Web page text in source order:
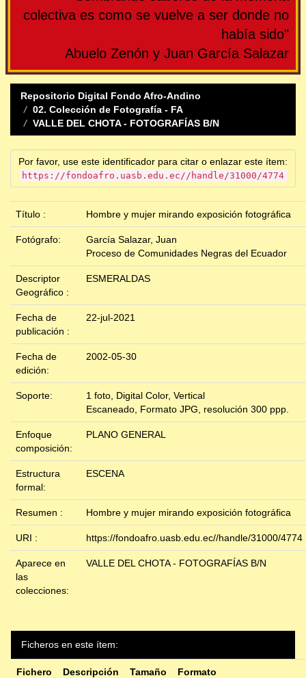
colectiva es como se vuelve a ser donde no
había sido"
Abuelo Zenón y Juan García Salazar
Repositorio Digital Fondo Afro-Andino
02. Colección de Fotografía - FA
VALLE DEL CHOTA - FOTOGRAFÍAS B/N
Por favor, use este identificador para citar o enlazar este ítem:
https://fondoafro.uasb.edu.ec//handle/31000/4774
Título : Hombre y mujer mirando exposición fotográfica
Fotógrafo:
García Salazar, Juan
Proceso de Comunidades Negras del Ecuador
Descriptor
Geográfico :
ESMERALDAS
Fecha de
publicación :
22-jul-2021
Fecha de
edición:
2002-05-30
Soporte:
1 foto, Digital Color, Vertical
Escaneado, Formato JPG, resolución 300 ppp.
Enfoque
composición:
PLANO GENERAL
Estructura
formal:
ESCENA
Resumen : Hombre y mujer mirando exposición fotográfica
URI : https://fondoafro.uasb.edu.ec//handle/31000/4774
Aparece en
las
colecciones:
VALLE DEL CHOTA - FOTOGRAFÍAS B/N
Ficheros en este ítem:
Fichero Descripción Tamaño Formato